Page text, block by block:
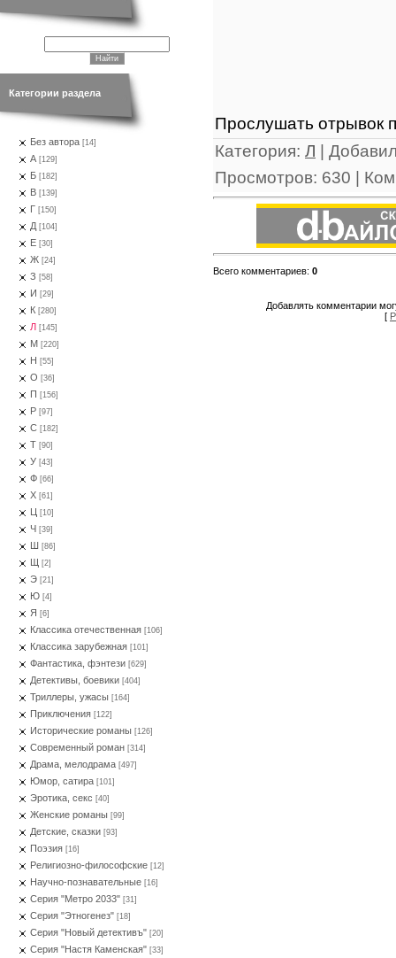
Категории раздела
Без автора [14]
А [129]
Б [182]
В [139]
Г [150]
Д [104]
Е [30]
Ж [24]
З [58]
И [29]
К [280]
Л [145]
М [220]
Н [55]
О [36]
П [156]
Р [97]
С [182]
Т [90]
У [43]
Ф [66]
Х [61]
Ц [10]
Ч [39]
Ш [86]
Щ [2]
Э [21]
Ю [4]
Я [6]
Классика отечественная [106]
Классика зарубежная [101]
Фантастика, фэнтези [629]
Детективы, боевики [404]
Триллеры, ужасы [164]
Приключения [122]
Исторические романы [126]
Современный роман [314]
Драма, мелодрама [497]
Юмор, сатира [101]
Эротика, секс [40]
Женские романы [99]
Детские, сказки [93]
Поэзия [16]
Религиозно-философские [12]
Научно-познавательные [16]
Серия "Метро 2033" [31]
Серия "Этногенез" [18]
Серия "Новый детективъ" [20]
Серия "Настя Каменская" [33]
Прослушать отрывок
Категория: Л |
Просмотров: 630 |
Всего комментариев: 0
Добавлять комментарии
[